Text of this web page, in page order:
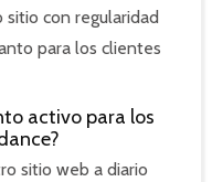
con regularidad
para los clientes
activo para los
sitio web a diario